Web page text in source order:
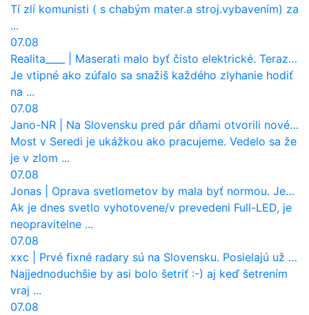
Tí zlí komunisti ( s chabým mater.a stroj.vybavením) za
...
07.08
Realita____
Maserati malo byť čisto elektrické. Teraz zisťuje, že potrebuje nový osemvalcový motor
Je vtipné ako zúfalo sa snažiš každého zlyhanie hodiť
na ...
07.08
Jano-NR
Na Slovensku pred pár dňami otvorili nové mosty, ktoré to sú?
Most v Seredi je ukážkou ako pracujeme. Vedelo sa že
je v zlom ...
07.08
Jonas
Oprava svetlometov by mala byť normou. Jeden nový dnes stojí priemerne 1251 eur!
Ak je dnes svetlo vyhotovene/v prevedeni Full-LED, je
neopravitelne ...
07.08
xxc
Prvé fixné radary sú na Slovensku. Posielajú už pokuty? Ukáže ich Waze?
Najjednoduchšie by asi bolo šetriť :-) aj keď šetrením
vraj ...
07.08